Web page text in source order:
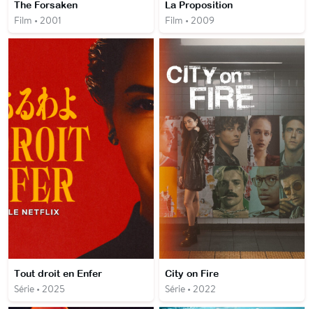
The Forsaken
Film • 2001
La Proposition
Film • 2009
Tout droit en Enfer
Série • 2025
City on Fire
Série • 2022